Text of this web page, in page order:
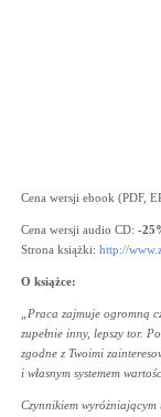
Cena wersji ebook (PDF,
Cena wersji audio CD: -
Strona książki: http://
O książce:
„Praca zajmuje ogromną
zupełnie inny, lepszy tor.
zgodne z Twoimi
i własnym systemem
Czynnikiem